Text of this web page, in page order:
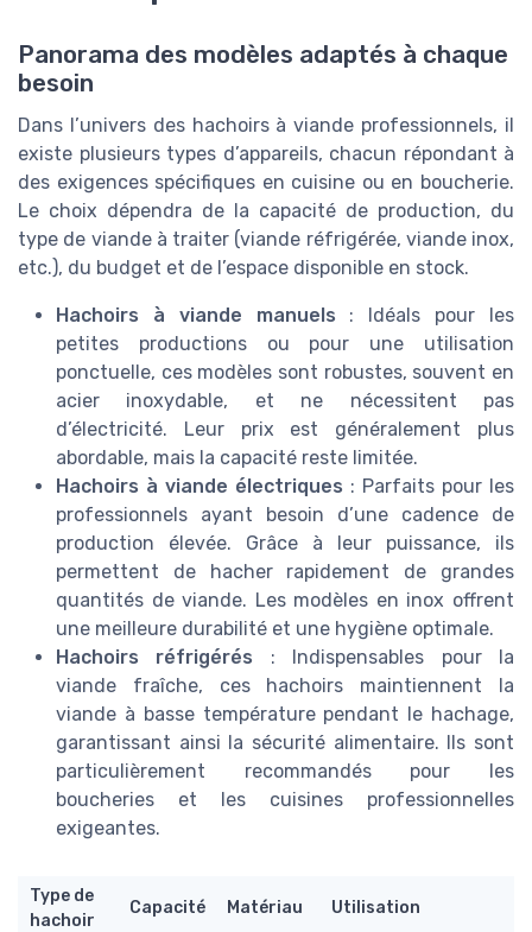
Panorama des modèles adaptés à chaque
besoin
Dans l’univers des hachoirs à viande professionnels, il
existe plusieurs types d’appareils, chacun répondant à
des exigences spécifiques en cuisine ou en boucherie.
Le choix dépendra de la capacité de production, du
type de viande à traiter (viande réfrigérée, viande inox,
etc.), du budget et de l’espace disponible en stock.
Hachoirs à viande manuels : Idéals pour les
petites productions ou pour une utilisation
ponctuelle, ces modèles sont robustes, souvent en
acier inoxydable, et ne nécessitent pas
d’électricité. Leur prix est généralement plus
abordable, mais la capacité reste limitée.
Hachoirs à viande électriques : Parfaits pour les
professionnels ayant besoin d’une cadence de
production élevée. Grâce à leur puissance, ils
permettent de hacher rapidement de grandes
quantités de viande. Les modèles en inox offrent
une meilleure durabilité et une hygiène optimale.
Hachoirs réfrigérés : Indispensables pour la
viande fraîche, ces hachoirs maintiennent la
viande à basse température pendant le hachage,
garantissant ainsi la sécurité alimentaire. Ils sont
particulièrement recommandés pour les
boucheries et les cuisines professionnelles
exigeantes.
Type de
hachoir
Capacité Matériau Utilisation